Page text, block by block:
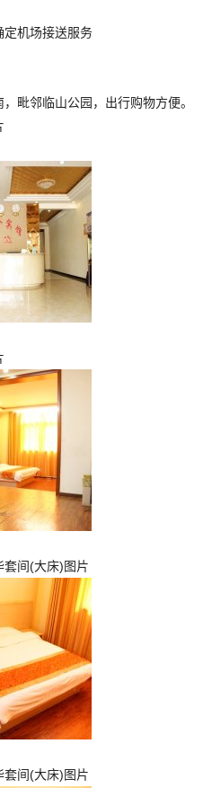
定机场接送服务
毗邻临山公园，出行购物方便。
套间(大床)图片
套间(大床)图片